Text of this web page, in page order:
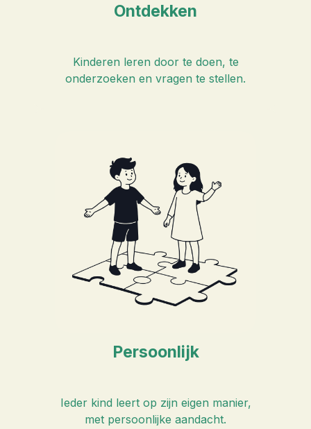
Ontdekken
Kinderen leren door te doen, te
onderzoeken en vragen te stellen.
Persoonlijk
Ieder kind leert op zijn eigen manier,
met persoonlijke aandacht.